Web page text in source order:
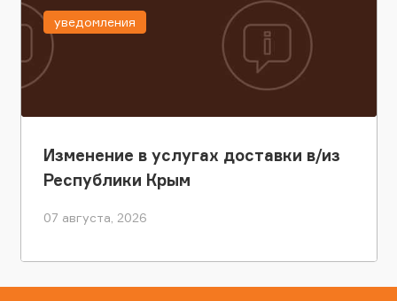
Изменение в услугах доставки в/из
Республики Крым
07 августа, 2026
уведомления